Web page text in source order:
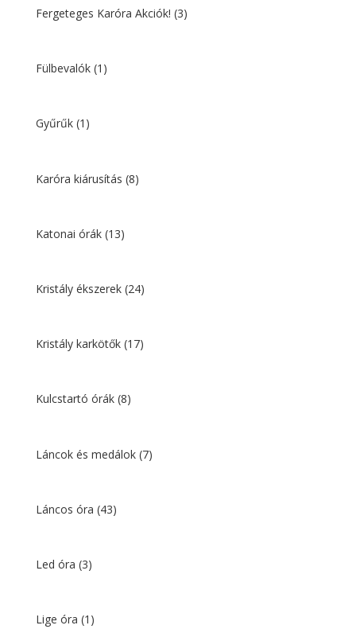
Fergeteges Karóra Akciók! (3)
Fülbevalók (1)
Gyűrűk (1)
Karóra kiárusítás (8)
Katonai órák (13)
Kristály ékszerek (24)
Kristály karkötők (17)
Kulcstartó órák (8)
Láncok és medálok (7)
Láncos óra (43)
Led óra (3)
Lige óra (1)